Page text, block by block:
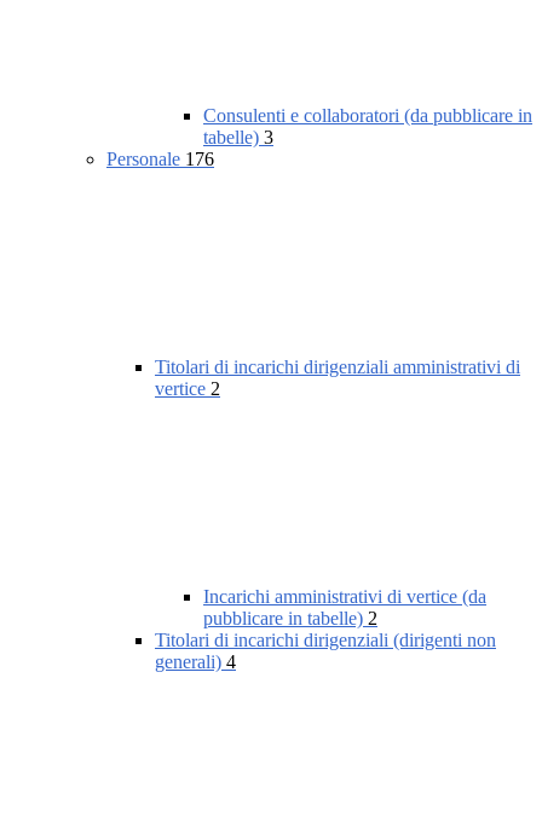
Consulenti e collaboratori (da pubblicare in
tabelle) 3
Personale 176
Titolari di incarichi dirigenziali amministrativi di
vertice 2
Incarichi amministrativi di vertice (da
pubblicare in tabelle) 2
Titolari di incarichi dirigenziali (dirigenti non
generali) 4